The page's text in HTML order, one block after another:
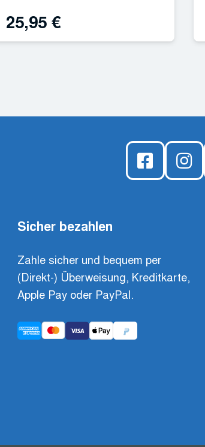
25,95 €
Sicher bezahlen
Zahle sicher und bequem per
(Direkt-) Überweisung, Kreditkarte,
Apple Pay oder PayPal.